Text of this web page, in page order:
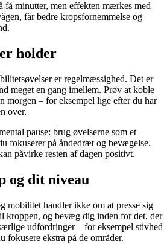
få minutter, men effekten mærkes med
får bedre kropsfornemmelse og
holder
er regelmæssighed. Det er
meget en gang imellem. Prøv at koble
morgen – for eksempel lige efter du har
over.
pause: brug øvelserne som et
fokuserer på åndedræt og bevægelse.
påvirke resten af dagen positivt.
og dit niveau
mobilitet handler ikke om at presse sig
kroppen, og bevæg dig inden for det, der
udfordringer – for eksempel stivhed
fokusere ekstra på de områder.